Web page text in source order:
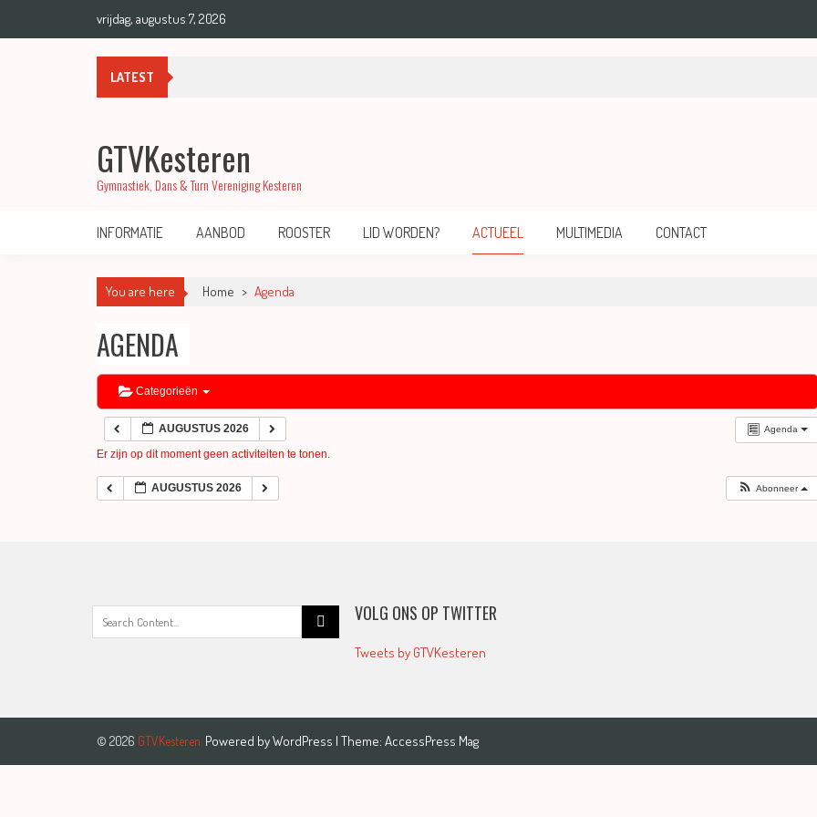
vrijdag, augustus 7, 2026
LATEST
GTVKesteren
Gymnastiek, Dans & Turn Vereniging Kesteren
INFORMATIE AANBOD ROOSTER LID WORDEN? ACTUEEL MULTIMEDIA CONTACT
You are here Home > Agenda
AGENDA
Categorieën
Agenda
AUGUSTUS 2026
Er zijn op dit moment geen activiteiten te tonen.
AUGUSTUS 2026 Abonneer
Search
for:
VOLG ONS OP TWITTER
Tweets by GTVKesteren
© 2026 GTVKesteren Powered byWordPress | Theme: AccessPress Mag